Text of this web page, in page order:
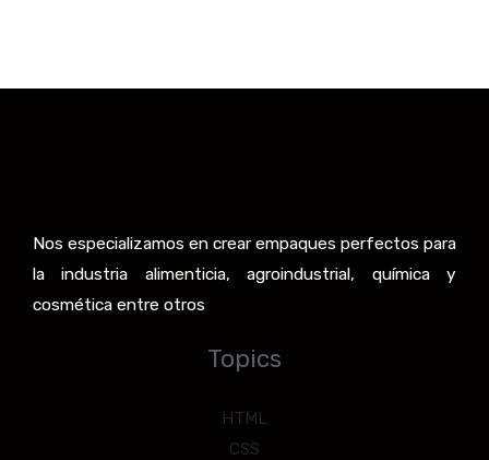
Nos especializamos en crear empaques perfectos para
la industria alimenticia, agroindustrial, química y
cosmética entre otros
Topics
HTML
CSS